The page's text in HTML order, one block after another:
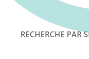
RECHERCHE PAR